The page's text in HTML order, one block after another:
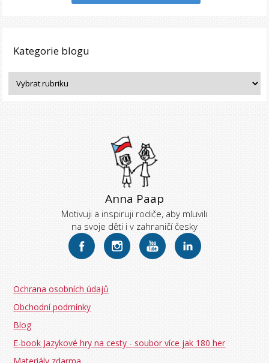
Kategorie blogu
Anna Paap
Motivuji a inspiruji rodiče, aby mluvili
na svoje děti i v zahraničí česky
Ochrana osobních údajů
Obchodní podmínky
Blog
E-book Jazykové hry na cesty - soubor více jak 180 her